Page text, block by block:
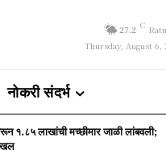
27.2 C
Thursday, August 6,
नोकरी संदर्भ
१.८५ लाखांची मच्छीमार जाळी लांबवली;